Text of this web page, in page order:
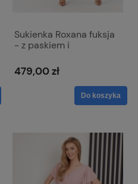
Sukienka Roxana fuksja
- z paskiem i
479,00 zł
Do koszyka